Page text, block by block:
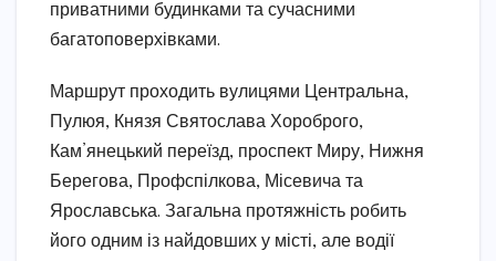
приватними будинками та сучасними
багатоповерхівками.
Маршрут проходить вулицями Центральна,
Пулюя, Князя Святослава Хороброго,
Кам’янецький переїзд, проспект Миру, Нижня
Берегова, Профспілкова, Місевича та
Ярославська. Загальна протяжність робить
його одним із найдовших у місті, але водії